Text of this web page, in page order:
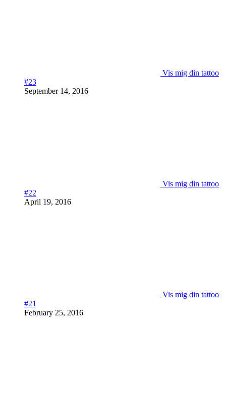
Vis mig din tattoo
#23
September 14, 2016
Vis mig din tattoo
#22
April 19, 2016
Vis mig din tattoo
#21
February 25, 2016